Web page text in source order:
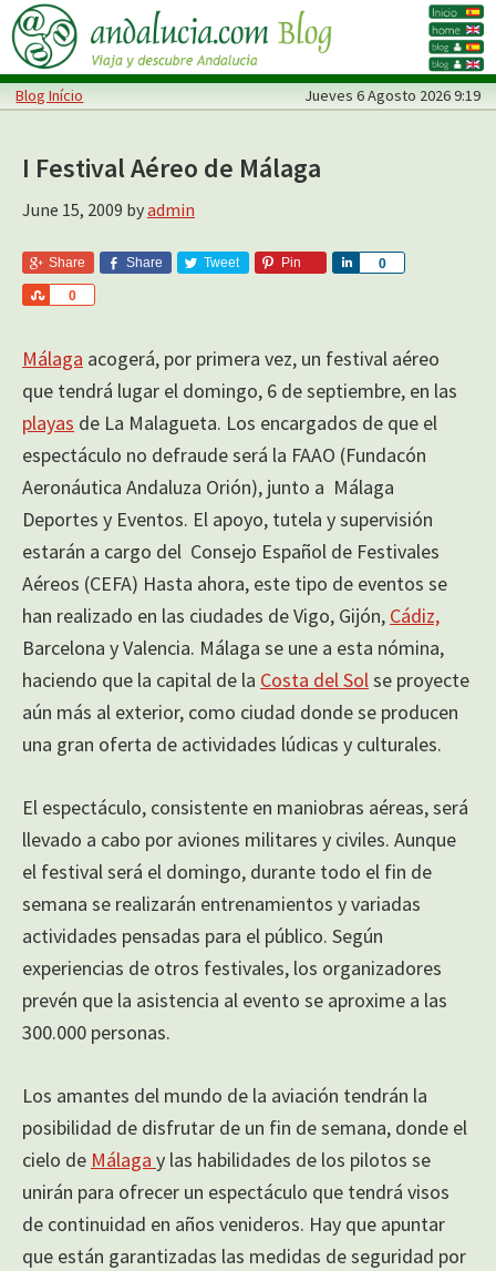
Skip
to
main
content
Skip
to
primary
sidebar
Blog Início Jueves 6 Agosto 2026 9:19
I Festival Aéreo de Málaga
June 15, 2009 byadmin
Share Share Tweet Pin 0
e
0
r
Málaga acogerá, por primera vez, un festival aéreo
que tendrá lugar el domingo, 6 de septiembre, en las
playas de La Malagueta. Los encargados de que el
espectáculo no defraude será la FAAO (Fundacón
Aeronáutica Andaluza Orión), junto a Málaga
Deportes y Eventos. El apoyo, tutela y supervisión
estarán a cargo del Consejo Español de Festivales
Aéreos (CEFA) Hasta ahora, este tipo de eventos se
han realizado en las ciudades de Vigo, Gijón, Cádiz,
Barcelona y Valencia. Málaga se une a esta nómina,
haciendo que la capital de la Costa del Solse proyecte
aún más al exterior, como ciudad donde se producen
una gran oferta de actividades lúdicas y culturales.
El espectáculo, consistente en maniobras aéreas, será
llevado a cabo por aviones militares y civiles. Aunque
el festival será el domingo, durante todo el fin de
semana se realizarán entrenamientos y variadas
actividades pensadas para el público. Según
experiencias de otros festivales, los organizadores
prevén que la asistencia al evento se aproxime a las
300.000 personas.
Los amantes del mundo de la aviación tendrán la
posibilidad de disfrutar de un fin de semana, donde el
cielo de Málaga y las habilidades de los pilotos se
unirán para ofrecer un espectáculo que tendrá visos
de continuidad en años venideros. Hay que apuntar
que están garantizadas las medidas de seguridad por